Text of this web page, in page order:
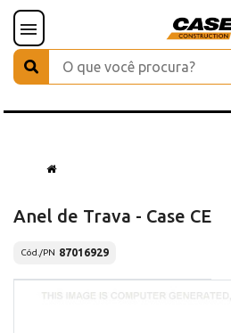
Anel de Trava - Case CE
Cód./PN 87016929